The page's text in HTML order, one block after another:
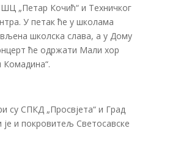
„Петар Кочић“ и Техничког
У петак ће у школама
школска слава, а у Дому
ће одржати Мали хор
су СПКД „Просвјета“ и Град
је и покровитељ Светосавске